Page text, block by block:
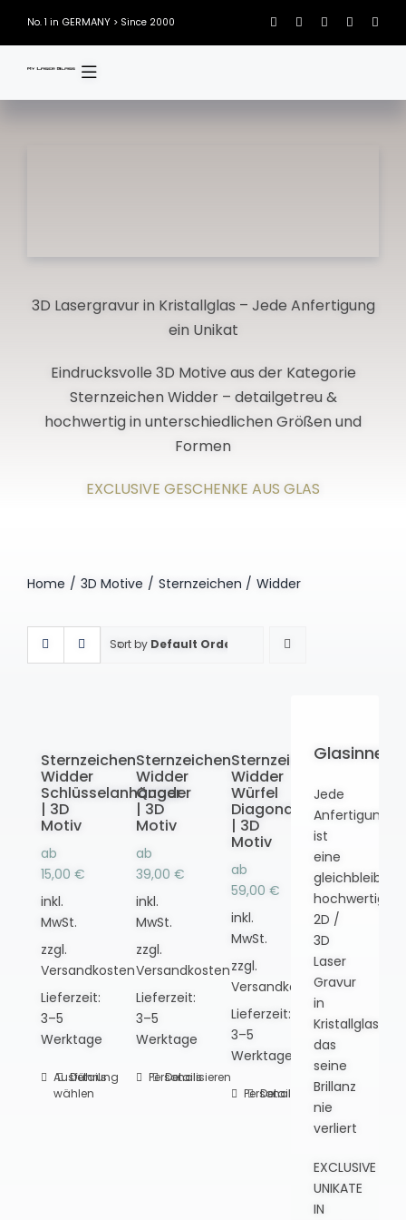
content
No. 1 in GERMANY > Since 2000
3D Lasergravur in Kristallglas – Jede Anfertigung
ein Unikat
Eindrucksvolle 3D Motive aus der Kategorie
Sternzeichen Widder – detailgetreu &
hochwertig in unterschiedlichen Größen und
Formen
EXCLUSIVE GESCHENKE AUS GLAS
Home 3D Motive Sternzeichen Widder
Sort by Default Order
Sternzeichen
Widder
Schlüsselanhänger
| 3D
Motiv
ab
15,00 €
inkl.
MwSt.
zzgl.
Versandkosten
Lieferzeit:
3–5
Werktage
Ausführung
wählen
Dieses
Produkt
Details
Sternzeichen
Widder
Quader
| 3D
Motiv
ab
39,00 €
inkl.
MwSt.
zzgl.
Versandkosten
Lieferzeit:
3–5
Werktage
Personalisieren
Dieses
Details
Sternzeichen
Widder
Würfel
Diagonal
| 3D
Motiv
ab
59,00 €
inkl.
MwSt.
zzgl.
Versandkosten
Lieferzeit:
3–5
Werktage
Personalisieren
Dieses
Details
Jede
Anfertigung
ist
eine
gleichbleibend
hochwertige
2D /
3D
Laser
Gravur
in
Kristallglas,
das
seine
Brillanz
nie
verliert
EXCLUSIVE
UNIKATE
IN